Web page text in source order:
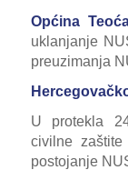
Općina
uklanjanje
preuzimanja
U protekla
civilne
postojanje